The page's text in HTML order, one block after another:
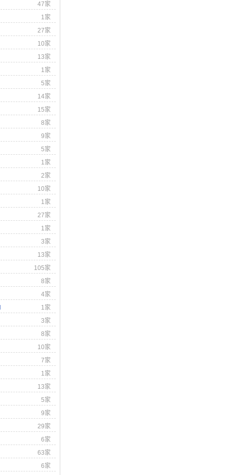
47家
1家
27家
10家
13家
1家
5家
14家
15家
8家
9家
5家
1家
2家
10家
1家
27家
1家
3家
13家
105家
8家
4家
1家
3家
8家
10家
7家
1家
13家
5家
9家
29家
6家
63家
6家